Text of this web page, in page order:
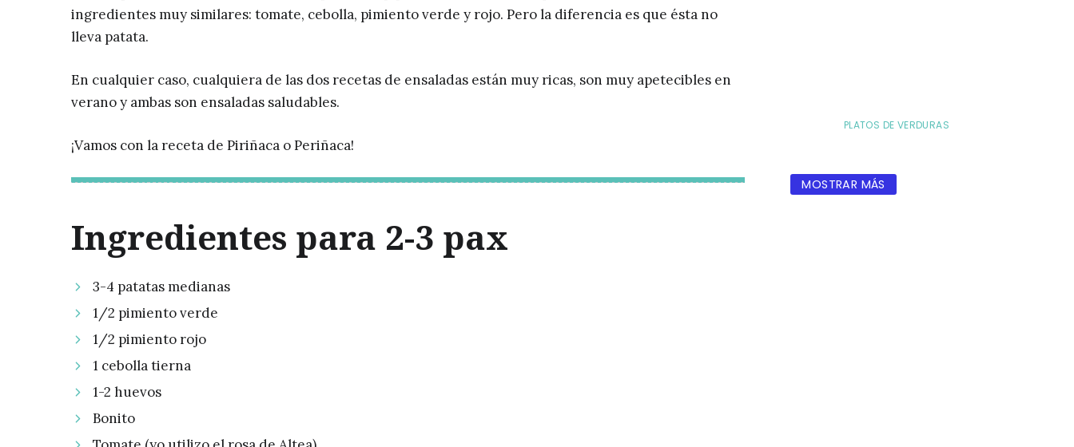
ingredientes muy similares: tomate, cebolla, pimiento verde y rojo. Pero la diferencia es que ésta no
lleva patata.
En cualquier caso, cualquiera de las dos recetas de ensaladas están muy ricas, son muy apetecibles en
verano y ambas son ensaladas saludables.
¡Vamos con la receta de Piriñaca o Periñaca!
Ingredientes para 2-3 pax
3-4 patatas medianas
1/2 pimiento verde
1/2 pimiento rojo
1 cebolla tierna
1-2 huevos
Bonito
PLATOS DE VERDURAS
MOSTRAR MÁS